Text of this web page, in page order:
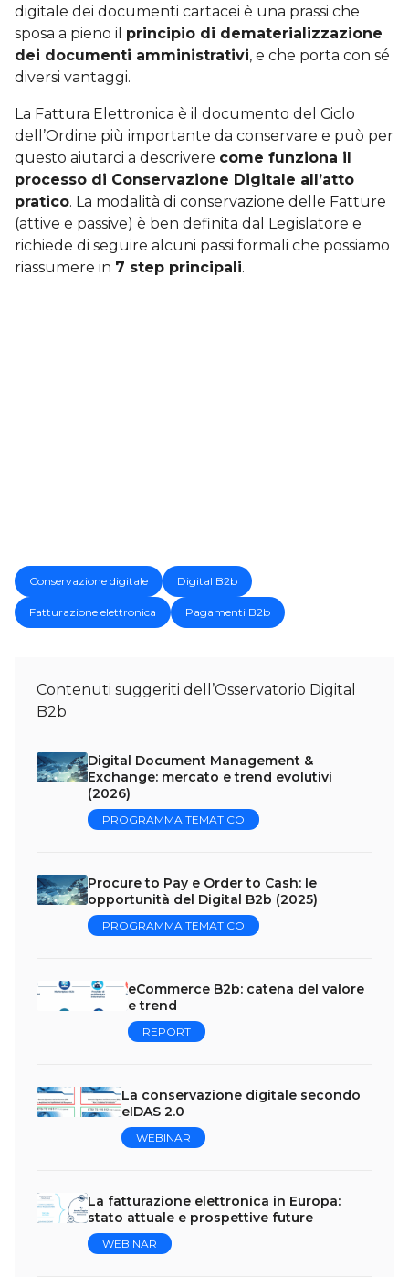
digitale dei documenti cartacei è una prassi che
sposa a pieno il principio di dematerializzazione
dei documenti amministrativi, e che porta con sé
diversi vantaggi.
La Fattura Elettronica è il documento del Ciclo
dell’Ordine più importante da conservare e può per
questo aiutarci a descrivere come funziona il
processo di Conservazione Digitale all’atto
pratico. La modalità di conservazione delle Fatture
(attive e passive) è ben definita dal Legislatore e
richiede di seguire alcuni passi formali che possiamo
riassumere in 7 step principali.
Conservazione digitale Digital B2b
Fatturazione elettronica Pagamenti B2b
Contenuti suggeriti dell’Osservatorio Digital
B2b
Digital Document Management &
Exchange: mercato e trend evolutivi
(2026)
PROGRAMMA TEMATICO
Procure to Pay e Order to Cash: le
opportunità del Digital B2b (2025)
PROGRAMMA TEMATICO
eCommerce B2b: catena del valore
e trend
REPORT
La conservazione digitale secondo
eIDAS 2.0
WEBINAR
La fatturazione elettronica in Europa:
stato attuale e prospettive future
WEBINAR